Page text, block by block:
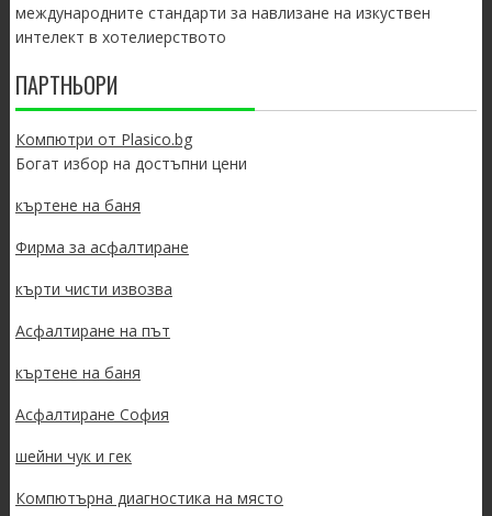
международните стандарти за навлизане на изкуствен
интелект в хотелиерството
ПАРТНЬОРИ
Компютри от Plasico.bg
Богат избор на достъпни цени
къртене на баня
Фирма за асфалтиране
кърти чисти извозва
Асфалтиране на път
къртене на баня
Асфалтиране София
шейни чук и гек
Компютърна диагностика на място